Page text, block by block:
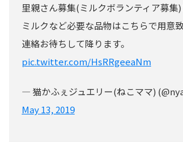
里親さん募集(ミルクボランティア募集)
ミルクなど必要な品物はこちらで用意
連絡お待ちして降ります。
pic.twitter.com/HsRRgeeaNm
— 猫かふぇジュエリー(ねこママ)
May 13, 2019